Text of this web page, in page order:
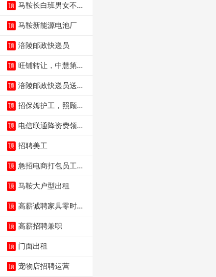
顶 马鞍长白班男女不限
顶 马鞍新能源电池厂
顶 涪陵邮政快递员
顶 旺铺转让，中慧第一
顶 涪陵邮政快递员送货
顶 招保姆护工，照顾病
顶 电信联通降资费领价
顶 招聘美工
顶 急招电商打包员工作
顶 马鞍大户型出租
顶 高薪诚聘家具零时促
顶 高薪招聘兼职
顶 门面出租
顶 宠物店招聘运营